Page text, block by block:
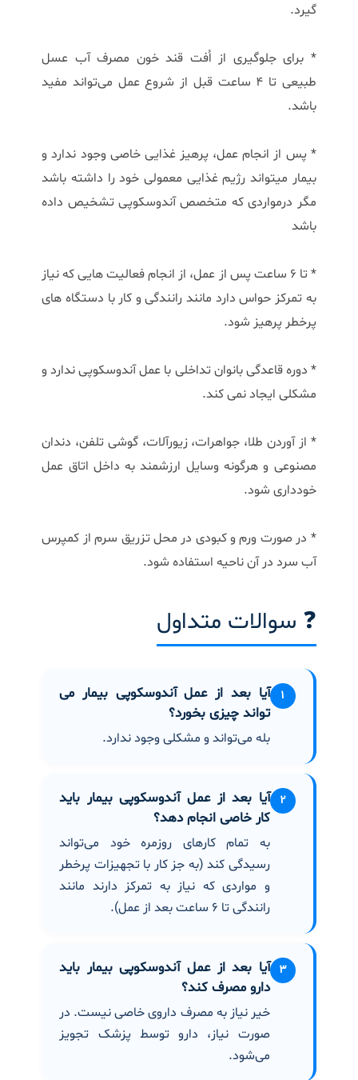
گیرد.
* برای جلوگیری از اُفت قند خون مصرف آب عسل
طبیعی تا 4 ساعت قبل از شروع عمل می‌تواند مفید
باشد.
* پس از انجام عمل، پرهیز غذایی خاصی وجود ندارد و
بیمار میتواند رژیم غذایی معمولی خود را داشته باشد
مگر درمواردی که متخصص آندوسکوپی تشخیص داده
باشد
* تا 6 ساعت پس از عمل، از انجام فعالیت هایی که نیاز
به تمرکز حواس دارد مانند رانندگی و کار با دستگاه های
پرخطر پرهیز شود.
* دوره قاعدگی بانوان تداخلی با عمل آندوسکوپی ندارد و
مشکلی ایجاد نمی کند.
* از آوردن طلا، جواهرات، زیورآلات، گوشی تلفن، دندان
مصنوعی و هرگونه وسایل ارزشمند به داخل اتاق عمل
خودداری شود.
* در صورت ورم و کبودی در محل تزریق سرم از کمپرس
آب سرد در آن ناحیه استفاده شود.
❓ سوالات متداول
۱
آیا بعد از عمل آندوسکوپی بیمار می
تواند چیزی بخورد؟
بله می‌تواند و مشکلی وجود ندارد.
۲
آیا بعد از عمل آندوسکوپی بیمار باید
کار خاصی انجام دهد؟
به تمام کارهای روزمره خود می‌تواند
رسیدگی کند (به جز کار با تجهیزات پرخطر
و مواردی که نیاز به تمرکز دارند مانند
رانندگی تا ۶ ساعت بعد از عمل).
۳
آیا بعد از عمل آندوسکوپی بیمار باید
دارو مصرف کند؟
خیر نیاز به مصرف داروی خاصی نیست. در
صورت نیاز، دارو توسط پزشک تجویز
می‌شود.